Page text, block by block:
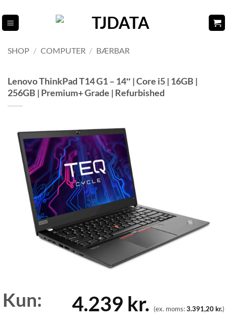
til
indhold
SHOP / COMPUTER / BÆRBAR
Lenovo ThinkPad T14 G1 – 14″ | Core i5 | 16GB |
256GB | Premium+ Grade | Refurbished
Kun: 4.239 kr. (ex. moms:3.391,20kr.)